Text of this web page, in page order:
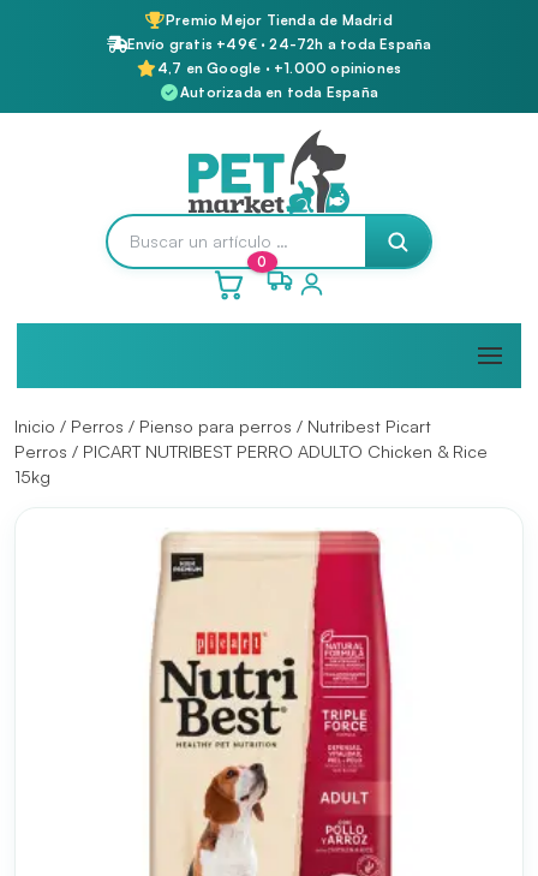
Premio Mejor Tienda de Madrid
Envío gratis +49€ · 24-72h a toda España
4,7 en Google · +1.000 opiniones
Autorizada en toda España
0
Inicio / Perros / Pienso para perros / Nutribest Picart
Perros / PICART NUTRIBEST PERRO ADULTO Chicken & Rice
15kg